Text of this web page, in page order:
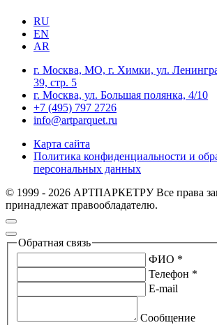
RU
EN
AR
г. Москва, МО, г. Химки, ул.
39, стр. 5
г. Москва, ул. Большая полянка, 4/10
+7 (495) 797 2726
info@artparquet.ru
Карта сайта
Политика конфиденциальности и
персональных данных
© 1999 - 2026 АРТПАРКЕТРУ Все права
принадлежат правообладателю.
Обратная связь
ФИО *
Телефон *
E-mail
Сообщение